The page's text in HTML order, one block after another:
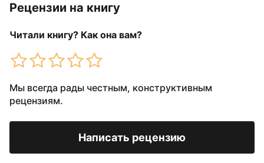
Рецензии на книгу
Читали книгу? Как она вам?
Мы всегда рады честным, конструктивным
рецензиям.
Написать рецензию